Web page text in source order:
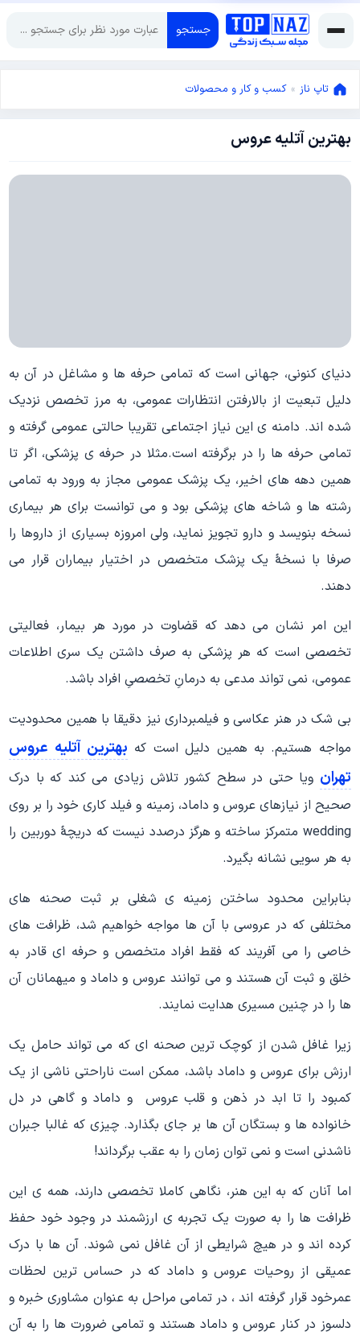
جستجو
تاپ ناز » کسب و کار و محصولات
بهترین آتلیه عروس
فوریه
2018
دنیای کنونی، جهانی است که تمامی حرفه ها و مشاغل در آن به
دلیل تبعیت از بالارفتن انتظارات عمومی، به مرز تخصص نزدیک
شده اند. دامنه ی این نیاز اجتماعی تقریبا حالتی عمومی گرفته و
تمامی حرفه ها را در برگرفته است.مثلا در حرفه ی پزشکی، اگر تا
همین دهه های اخیر، یک پزشک عمومی مجاز به ورود به تمامی
رشته ها و شاخه های پزشکی بود و می توانست برای هر بیماری
نسخه بنویسد و دارو تجویز نماید، ولی امروزه بسیاری از داروها را
صرفا با نسخۀ یک پزشک متخصص در اختیار بیماران قرار می
دهند.
این امر نشان می دهد که قضاوت در مورد هر بیمار، فعالیتی
تخصصی است که هر پزشکی به صرف داشتن یک سری اطلاعات
عمومی، نمی تواند مدعی به درمانِ تخصصیِ افراد باشد.
بی شک در هنر عکاسی و فیلمبرداری نیز دقیقا با همین محدودیت
مواجه هستیم. به همین دلیل است که بهترین آتلیه عروس
تهران ویا حتی در سطح کشور تلاش زیادی می کند که با درک
صحیح از نیازهای عروس و داماد، زمینه و فیلد کاری خود را بر روی
wedding متمرکز ساخته و هرگز درصدد نیست که دریچۀ دوربین را
به هر سویی نشانه بگیرد.
بنابراین محدود ساختن زمینه ی شغلی بر ثبت صحنه های
مختلفی که در عروسی با آن ها مواجه خواهیم شد، ظرافت های
خاصی را می آفریند که فقط افراد متخصص و حرفه ای قادر به
خلق و ثبت آن هستند و می توانند عروس و داماد و میهمانان آن
ها را در چنین مسیری هدایت نمایند.
زیرا غافل شدن از کوچک ترین صحنه ای که می تواند حامل یک
ارزش برای عروس و داماد باشد، ممکن است ناراحتی ناشی از یک
کمبود را تا ابد در ذهن و قلب عروس و داماد و گاهی در دل
خانواده ها و بستگان آن ها بر جای بگذارد. چیزی که غالبا جبران
ناشدنی است و نمی توان زمان را به عقب برگرداند!
اما آنان که به این هنر، نگاهی کاملا تخصصی دارند، همه ی این
ظرافت ها را به صورت یک تجربه ی ارزشمند در وجود خود حفظ
کرده اند و در هیچ شرایطی از آن غافل نمی شوند. آن ها با درک
عمیقی از روحیات عروس و داماد که در حساس ترین لحظات
عمرخود قرار گرفته اند ، در تمامی مراحل به عنوان مشاوری خبره و
دلسوز در کنار عروس و داماد هستند و تمامی ضرورت ها را به آن